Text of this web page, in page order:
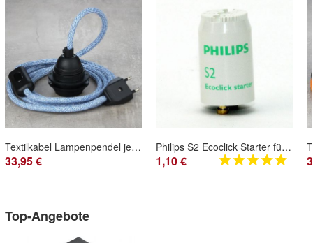
Textilkabel Lampenpendel jeans blau mit E27 Kunststoff Lampenfassung Schnurschalte
33,95 €
Philips S2 Ecoclick Starter für Leuchtstofflampen 4-22W 220-240V mit Tandembetrieb
1,10 €
Top-Angebote